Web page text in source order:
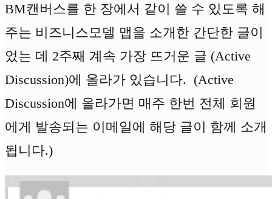
BM캔버스를 한 장에서 같이 쓸 수 있도록 해
주는 비즈니스모델 맵을 소개한 간단한 글이
었는 데 2주째 계속 가장 뜨거운 글 (Active
Discussion)에 올라가 있습니다. (Active
Discussion에 올라가면 매주 한번 전체 회원
에게 발송되는 이메일에 해당 글이 함께 소개
됩니다.)